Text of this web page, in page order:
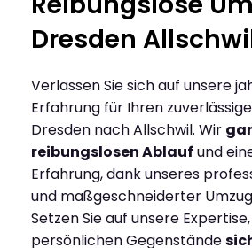
Dresden
Verlassen Sie sich auf unsere
Erfahrung für Ihren
Dresden nach Allschwil. Wir
reibungslosen Ablauf und
Erfahrung, dank unseres
und maßgeschneiderter
Setzen Sie auf unsere
persönlichen Gegenstände